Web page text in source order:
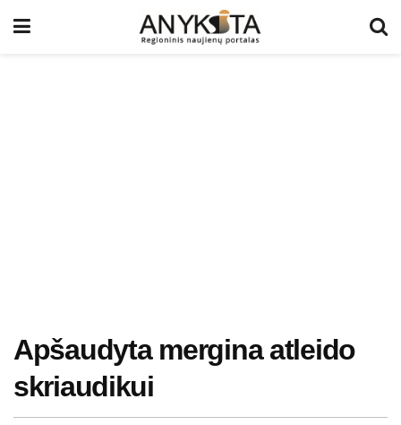
Apšaudyta mergina atleido
skriaudikui